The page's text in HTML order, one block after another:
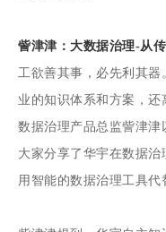
訾津津：大数据治理-从
工欲善其事，必先利其
业的知识体系和方案，
数据治理产品总监訾津
大家分享了华宇在数据
用智能的数据治理工具代